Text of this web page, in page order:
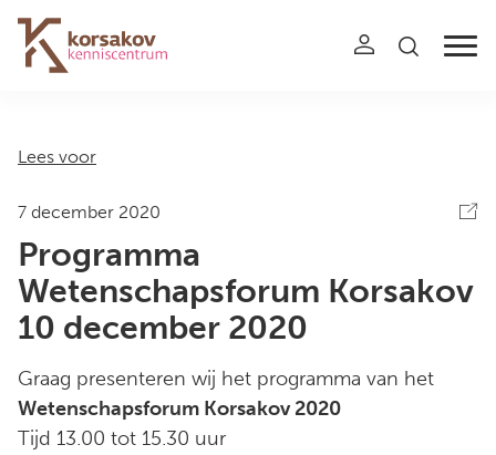
Navigation
Lees voor
7 december 2020
Programma
Wetenschapsforum Korsakov
10 december 2020
Graag presenteren wij het programma van het
Wetenschapsforum Korsakov 2020
Tijd 13.00 tot 15.30 uur